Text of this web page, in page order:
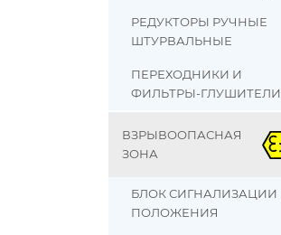
РЕДУКТОРЫ РУЧНЫЕ
ШТУРВАЛЬНЫЕ
ПЕРЕХОДНИКИ И
ФИЛЬТРЫ-ГЛУШИТЕЛИ
ВЗРЫВООПАСНАЯ
ЗОНА
БЛОК СИГНАЛИЗАЦИИ
ПОЛОЖЕНИЯ